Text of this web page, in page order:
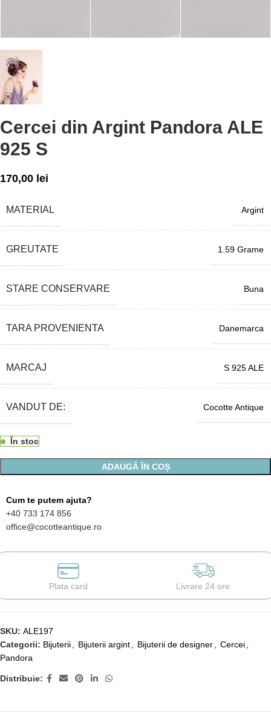
Cercei din Argint Pandora ALE
925 S
170,00 lei
MATERIAL Argint
GREUTATE 1.59 Grame
STARE CONSERVARE Buna
TARA PROVENIENTA Danemarca
MARCAJ S 925 ALE
VANDUT DE: Cocotte Antique
În stoc
ADAUGĂ ÎN COȘ
Cum te putem ajuta?
+40 733 174 856
office@cocotteantique.ro
Plata card Livrare 24 ore
SKU: ALE197
Categorii: Bijuterii Bijuterii argint Bijuterii de designer Cercei
Pandora
Distribuie: